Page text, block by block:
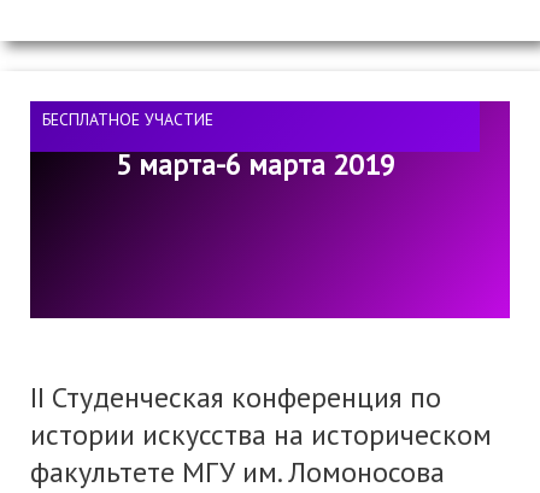
БЕСПЛАТНОЕ УЧАСТИЕ
5 марта-6 марта 2019
II Студенческая конференция по
истории искусства на историческом
факультете МГУ им. Ломоносова